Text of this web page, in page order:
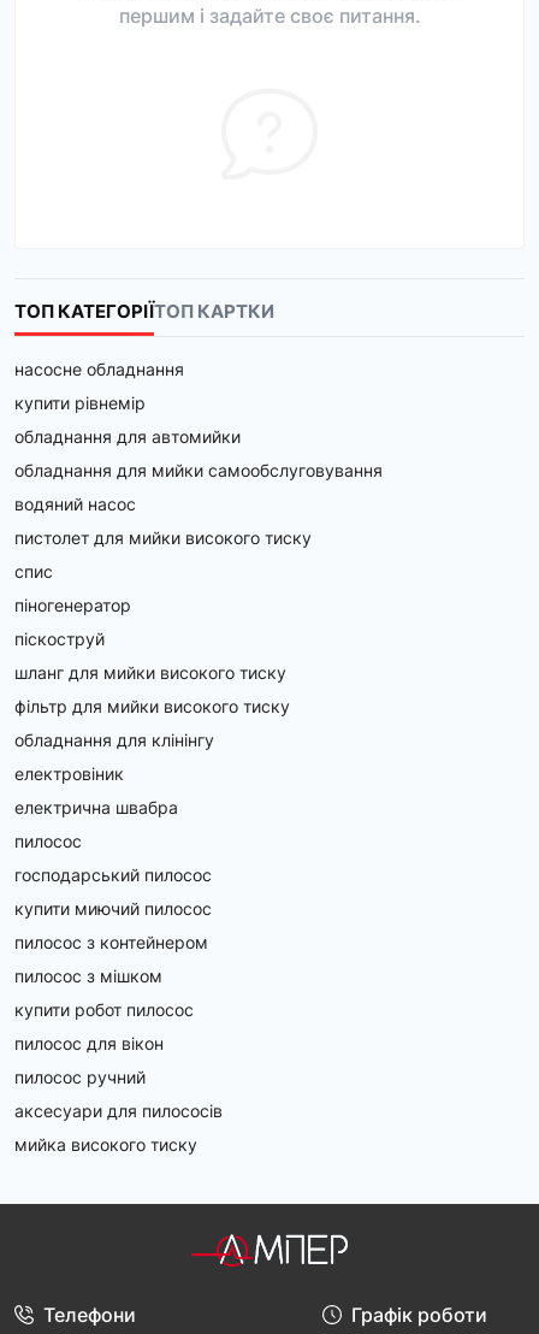
першим і задайте своє питання.
ТОП КАТЕГОРІЇТОП КАРТКИ
насосне обладнання
купити рівнемір
обладнання для автомийки
обладнання для мийки самообслуговування
водяний насос
пистолет для мийки високого тиску
спис
піногенератор
піскоструй
шланг для мийки високого тиску
фільтр для мийки високого тиску
обладнання для клінінгу
електровіник
електрична швабра
пилосос
господарський пилосос
купити миючий пилосос
пилосос з контейнером
пилосос з мішком
купити робот пилосос
пилосос для вікон
пилосос ручний
аксесуари для пилососів
мийка високого тиску
Телефони Графік роботи